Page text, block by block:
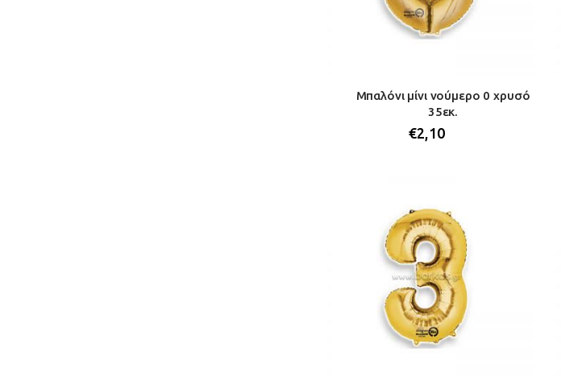
Μπαλόνι μίνι νούμερο 0 χρυσό
35εκ.
€2,10